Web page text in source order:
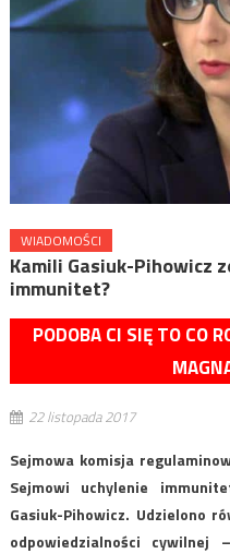
WIADOMOŚCI
Kamili Gasiuk-Pihowicz
immunitet?
PODOBA CI SIĘ TO CO
22 listopada 2017
Sejmowa komisja
Sejmowi uchylenie
Gasiuk-Pihowicz. Udzielono
odpowiedzialności cywilnej